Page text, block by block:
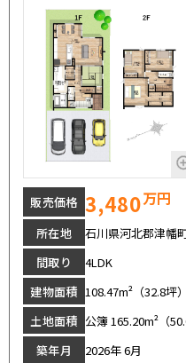
販売価格 3,480万円
所在地
石川県河北郡津幡
間取り
4LDK
建物面積 108.47m²（32.8坪）
土地面積 公簿 165.20m²（
築年月
2026年 6月